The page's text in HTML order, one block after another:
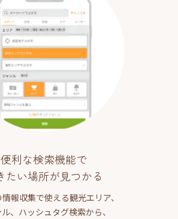
便利な検索機能で
たい場所が見つかる
報収集で使える観光エリア、
、ハッシュタグ検索から、